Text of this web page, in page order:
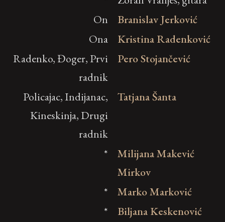
On
Branislav Jerković
Ona
Kristina Radenković
Radenko, Đoger, Prvi
radnik
Pero Stojančević
Policajac, Indijanac,
Kineskinja, Drugi
radnik
Tatjana Šanta
*
Milijana Makević
Mirkov
*
Marko Marković
*
Biljana Keskenović